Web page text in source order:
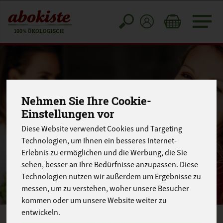
Nehmen Sie Ihre Cookie-
Einstellungen vor
Diese Website verwendet Cookies und Targeting
Technologien, um Ihnen ein besseres Internet-
Erlebnis zu ermöglichen und die Werbung, die Sie
sehen, besser an Ihre Bedürfnisse anzupassen. Diese
Technologien nutzen wir außerdem um Ergebnisse zu
messen, um zu verstehen, woher unsere Besucher
kommen oder um unsere Website weiter zu
entwickeln.
Toggle
cart